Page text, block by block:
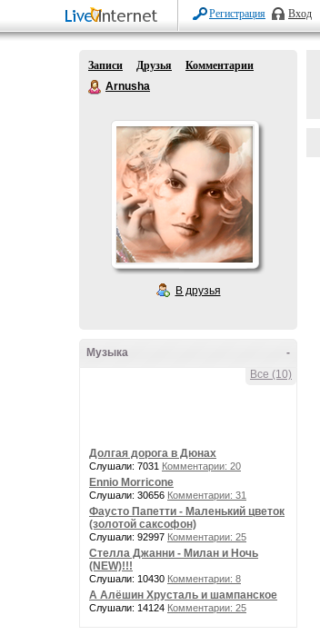
Регистрация Вход
Записи Друзья
Комментарии
Arnusha
В друзья
-
Музыка
Все (10)
Долгая дорога в Дюнах
Слушали: 7031 Комментарии: 20
Ennio Morricone
Слушали: 30656 Комментарии: 31
Фаусто Папетти - Маленький цветок
(золотой саксофон)
Слушали: 92997 Комментарии: 25
Стелла Джанни - Милан и Ночь
(NEW)!!!
Слушали: 10430 Комментарии: 8
А Алёшин Хрусталь и шампанское
Слушали: 14124 Комментарии: 25